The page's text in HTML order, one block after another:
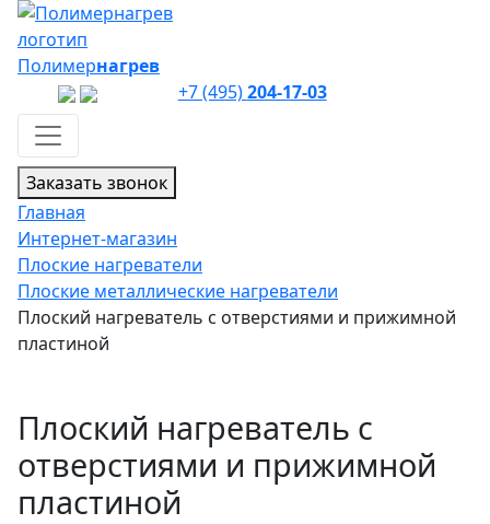
Полимернагрев
+7 (495)204-17-03
Заказать звонок
Главная
Интернет-магазин
Плоские нагреватели
Плоские металлические нагреватели
Плоский нагреватель с отверстиями и прижимной
пластиной
Плоский нагреватель с
отверстиями и прижимной
пластиной